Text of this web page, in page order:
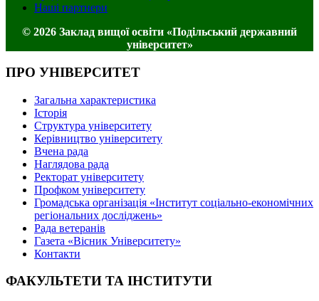
Наші партнери
© 2026 Заклад вищої освіти «Подільський державний
університет»
ПРО УНІВЕРСИТЕТ
Загальна характеристика
Історія
Структура університету
Керівництво університету
Вчена рада
Наглядова рада
Ректорат університету
Профком університету
Громадська організація «Інститут соціально-економічних
регіональних досліджень»
Рада ветеранів
Газета «Вісник Університету»
Контакти
ФАКУЛЬТЕТИ ТА ІНСТИТУТИ